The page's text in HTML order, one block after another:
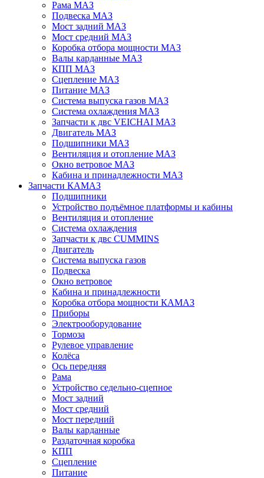
Рама МАЗ
Подвеска МАЗ
Мост задний МАЗ
Мост средний МАЗ
Коробка отбора мощности МАЗ
Валы карданные МАЗ
КПП МАЗ
Сцепление МАЗ
Питание МАЗ
Система выпуска газов МАЗ
Система охлаждения МАЗ
Запчасти к двс VEICHAI МАЗ
Двигатель МАЗ
Подшипники МАЗ
Вентиляция и отопление МАЗ
Окно ветровое МАЗ
Кабина и принадлежности МАЗ
Запчасти КАМАЗ
Подшипники
Устройство подъёмное платформы и кабины
Вентиляция и отопление
Система охлаждения
Запчасти к двс CUMMINS
Двигатель
Система выпуска газов
Подвеска
Окно ветровое
Кабина и принадлежности
Коробка отбора мощности КАМАЗ
Приборы
Электрооборудование
Тормоза
Рулевое управление
Колёса
Ось передняя
Рама
Устройство седельно-сцепное
Мост задний
Мост средний
Мост передний
Валы карданные
Раздаточная коробка
КПП
Сцепление
Питание